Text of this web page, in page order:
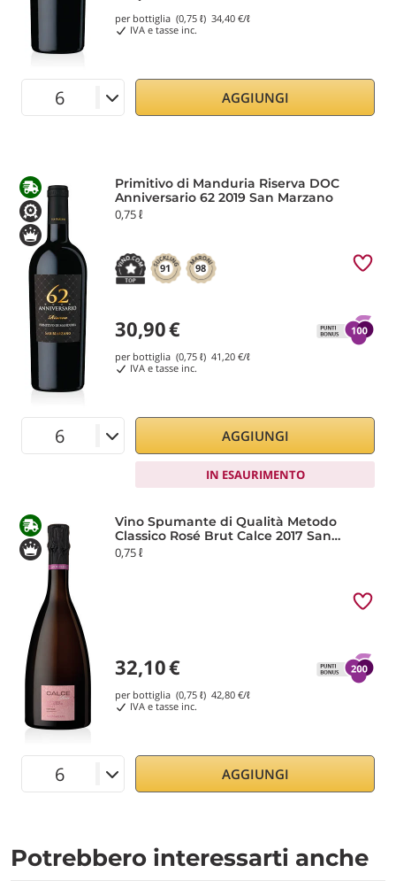
per bottiglia (0,75 ℓ) 34,40 €/ℓ
IVA e tasse inc.
AGGIUNGI
Primitivo di Manduria Riserva DOC
Anniversario 62 2019 San Marzano
0,75 ℓ
91 98
30,90€
per bottiglia (0,75 ℓ) 41,20 €/ℓ
IVA e tasse inc.
AGGIUNGI
IN ESAURIMENTO
Vino Spumante di Qualità Metodo
Classico Rosé Brut Calce 2017 San
Marzano
0,75 ℓ
32,10€
per bottiglia (0,75 ℓ) 42,80 €/ℓ
IVA e tasse inc.
AGGIUNGI
Potrebbero interessarti anche